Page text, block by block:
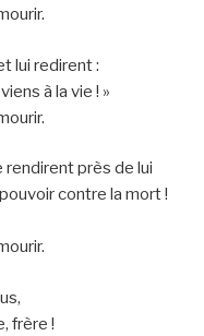
lui redirent :
à la vie ! »
rendirent près de lui
contre la mort !
frère !